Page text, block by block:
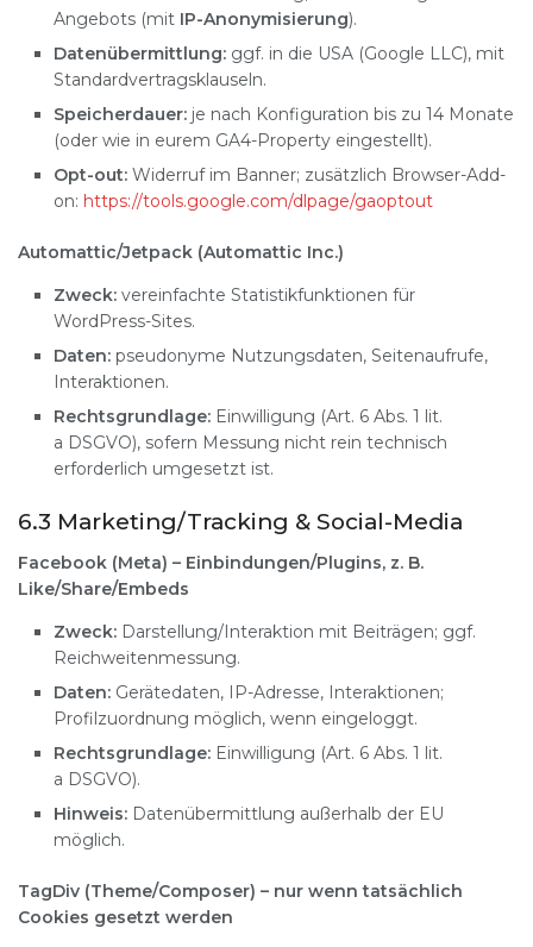
Angebots (mit IP-Anonymisierung).
Datenübermittlung: ggf. in die USA (Google LLC), mit
Standardvertragsklauseln.
Speicherdauer: je nach Konfiguration bis zu 14 Monate
(oder wie in eurem GA4-Property eingestellt).
Opt-out: Widerruf im Banner; zusätzlich Browser-Add-
on: https://​tools​.google​.com/​d​l​p​a​g​e​/​g​a​o​p​tout
Automattic/Jetpack (Automattic Inc.)
Zweck: vereinfachte Statistikfunktionen für
WordPress-Sites.
Daten: pseudonyme Nutzungsdaten, Seitenaufrufe,
Interaktionen.
Rechtsgrundlage: Einwilligung (Art. 6 Abs. 1 lit.
a DSGVO), sofern Messung nicht rein technisch
erforderlich umgesetzt ist.
6.3 Marketing/Tracking & Social-Media
Facebook (Meta) – Einbindungen/Plugins, z. B.
Like/Share/Embeds
Zweck: Darstellung/Interaktion mit Beiträgen; ggf.
Reichweitenmessung.
Daten: Gerätedaten, IP-Adresse, Interaktionen;
Profilzuordnung möglich, wenn eingeloggt.
Rechtsgrundlage: Einwilligung (Art. 6 Abs. 1 lit.
a DSGVO).
Hinweis: Datenübermittlung außerhalb der EU
möglich.
TagDiv (Theme/Composer) – nur wenn tatsächlich
Cookies gesetzt werden